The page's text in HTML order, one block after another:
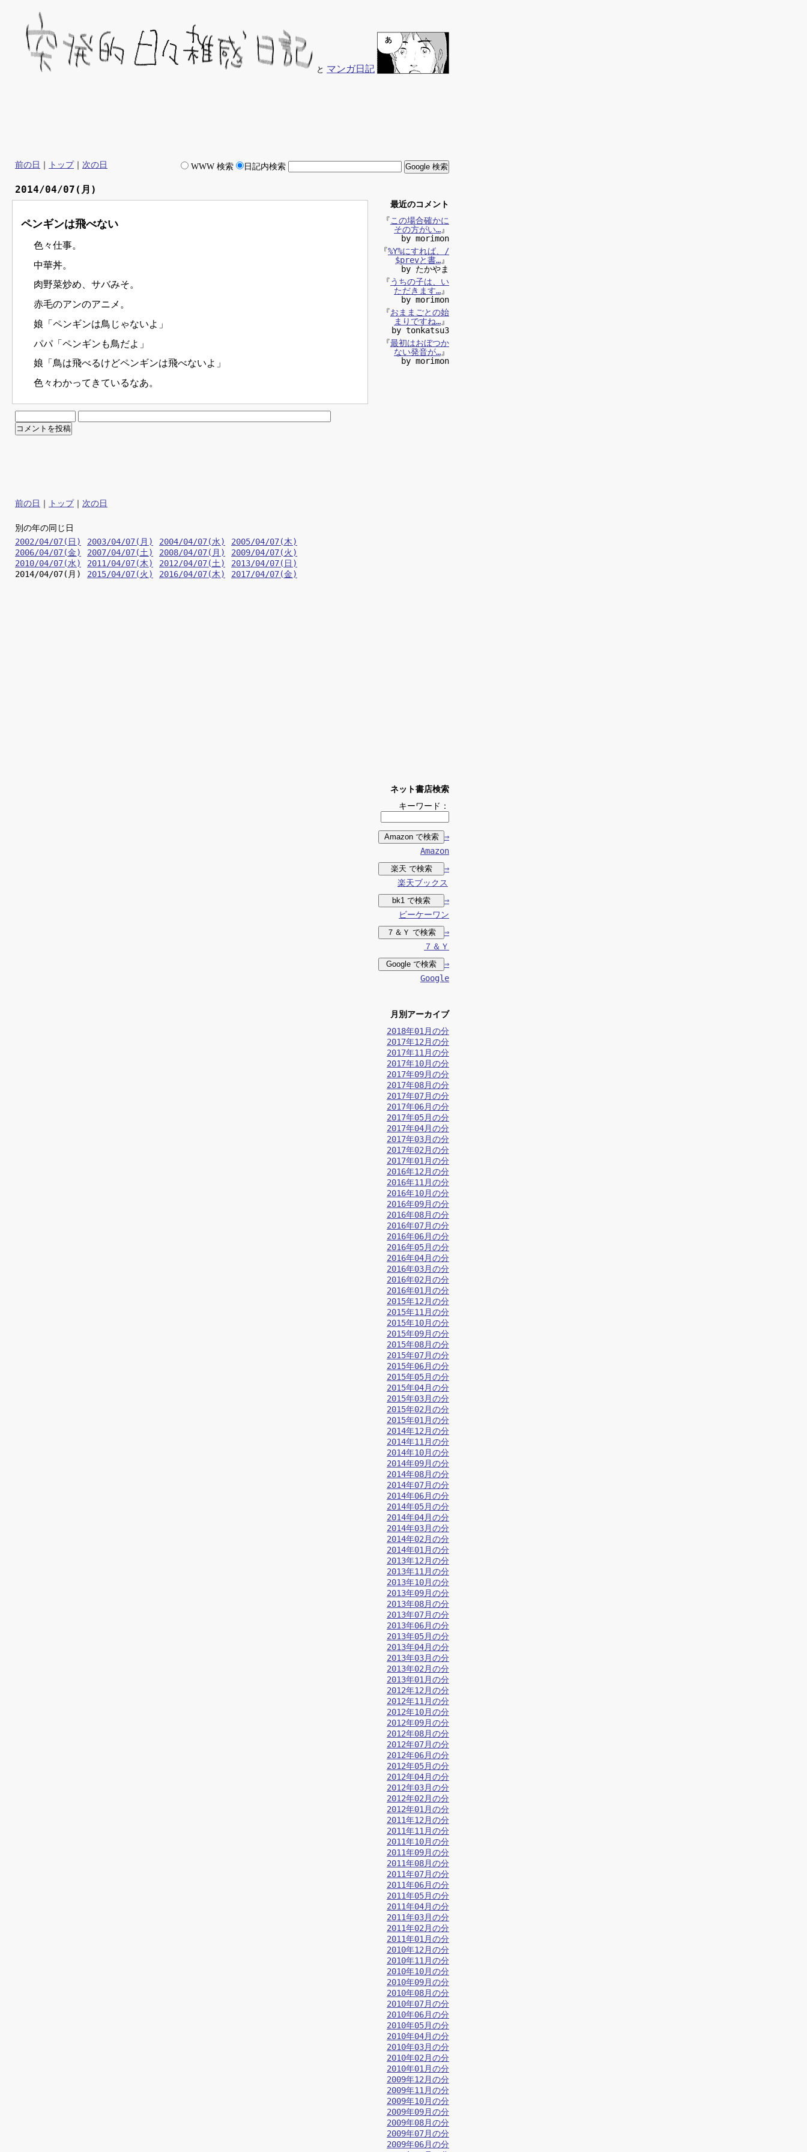
と マンガ日記
WWW 検索 日記内検索
前の日 トップ 次の日
2014/04/07(月)
ペンギンは飛べない
色々仕事。
中華丼。
肉野菜炒め、サバみそ。
赤毛のアンのアニメ。
娘「ペンギンは鳥じゃないよ」
パパ「ペンギンも鳥だよ」
娘「鳥は飛べるけどペンギンは飛べないよ」
色々わかってきているなあ。
前の日 トップ 次の日
別の年の同じ日
2002/04/07(日)
2003/04/07(月) 2004/04/07(水)
2005/04/07(木)
2006/04/07(金)
2007/04/07(土) 2008/04/07(月)
2009/04/07(火)
2010/04/07(水)
2011/04/07(木) 2012/04/07(土)
2013/04/07(日)
2014/04/07(月)
2015/04/07(火) 2016/04/07(木) 2017/04/07(金)
最近のコメント
『この場合確かに
その方がい…』
by morimon
『%Y%にすれば、/
$prevと書…』
by たかやま
『うちの子は、い
ただきます…』
by morimon
『おままごとの始
まりですね…』
by tonkatsu3
『最初はおぼつか
ない発音が…』
by morimon
ネット書店検索
キーワード：
⇒
Amazon
⇒
楽天ブックス
⇒
ビーケーワン
⇒
７＆Ｙ
⇒
Google
月別アーカイブ
2018年01月の分
2017年12月の分
2017年11月の分
2017年10月の分
2017年09月の分
2017年08月の分
2017年07月の分
2017年06月の分
2017年05月の分
2017年04月の分
2017年03月の分
2017年02月の分
2017年01月の分
2016年12月の分
2016年11月の分
2016年10月の分
2016年09月の分
2016年08月の分
2016年07月の分
2016年06月の分
2016年05月の分
2016年04月の分
2016年03月の分
2016年02月の分
2016年01月の分
2015年12月の分
2015年11月の分
2015年10月の分
2015年09月の分
2015年08月の分
2015年07月の分
2015年06月の分
2015年05月の分
2015年04月の分
2015年03月の分
2015年02月の分
2015年01月の分
2014年12月の分
2014年11月の分
2014年10月の分
2014年09月の分
2014年08月の分
2014年07月の分
2014年06月の分
2014年05月の分
2014年04月の分
2014年03月の分
2014年02月の分
2014年01月の分
2013年12月の分
2013年11月の分
2013年10月の分
2013年09月の分
2013年08月の分
2013年07月の分
2013年06月の分
2013年05月の分
2013年04月の分
2013年03月の分
2013年02月の分
2013年01月の分
2012年12月の分
2012年11月の分
2012年10月の分
2012年09月の分
2012年08月の分
2012年07月の分
2012年06月の分
2012年05月の分
2012年04月の分
2012年03月の分
2012年02月の分
2012年01月の分
2011年12月の分
2011年11月の分
2011年10月の分
2011年09月の分
2011年08月の分
2011年07月の分
2011年06月の分
2011年05月の分
2011年04月の分
2011年03月の分
2011年02月の分
2011年01月の分
2010年12月の分
2010年11月の分
2010年10月の分
2010年09月の分
2010年08月の分
2010年07月の分
2010年06月の分
2010年05月の分
2010年04月の分
2010年03月の分
2010年02月の分
2010年01月の分
2009年12月の分
2009年11月の分
2009年10月の分
2009年09月の分
2009年08月の分
2009年07月の分
2009年06月の分